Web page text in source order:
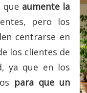
que aumente la
pero los
centrarse en
los clientes de
ya que en los
para que un